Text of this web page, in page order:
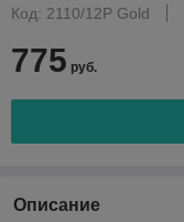
Код: 2110/12P Gold
775 руб.
Описание